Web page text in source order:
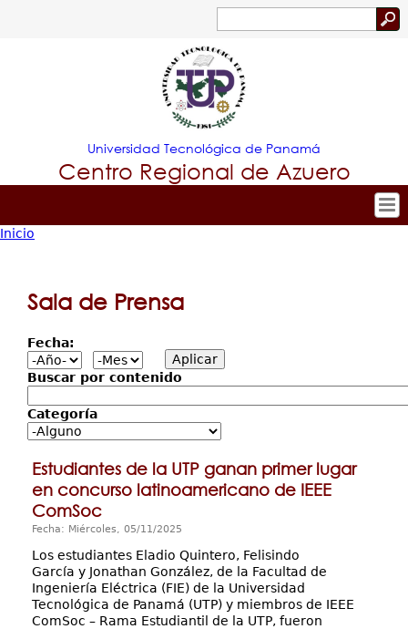
Jump to navigation
de
búsqueda
Universidad Tecnológica de Panamá
Centro Regional de Azuero
Tropical
Principal
Admisión
Estudiante
Servicios
Investigación
Contáctenos
está
Inicio
Sala de Prensa
Fecha:
Buscar por contenido
Categoría
Estudiantes de la UTP ganan primer lugar
en concurso latinoamericano de IEEE
ComSoc
Fecha: Miércoles, 05/11/2025
Los estudiantes Eladio Quintero, Felisindo
García y Jonathan González, de la Facultad de
Ingeniería Eléctrica (FIE) de la Universidad
Tecnológica de Panamá (UTP) y miembros de IEEE
ComSoc – Rama Estudiantil de la UTP, fueron